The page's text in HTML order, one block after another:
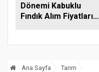
Dönemi Kabuklu
Fındık Alım Fiyatlarını
Ana Sayfa Tarım